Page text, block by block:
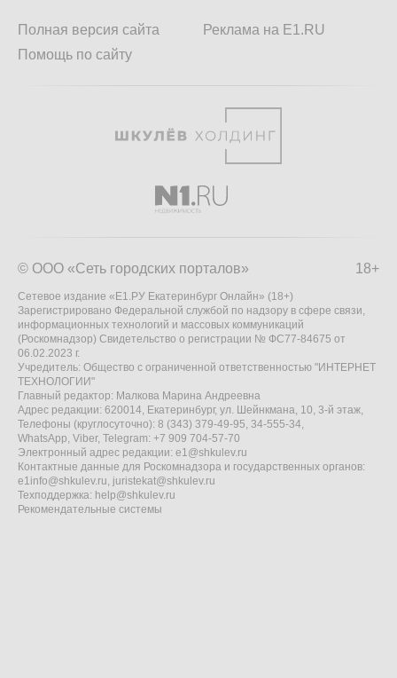
Полная версия сайта
Помощь по сайту
Реклама на E1.RU
18+
© ООО «Сеть городских порталов»
Сетевое издание «Е1.РУ Екатеринбург Онлайн» (18+)
Зарегистрировано Федеральной службой по надзору в сфере связи,
информационных технологий и массовых коммуникаций
(Роскомнадзор) Свидетельство о регистрации № ФС77-84675 от
06.02.2023 г.
Учредитель: Общество с ограниченной ответственностью "ИНТЕРНЕТ
ТЕХНОЛОГИИ"
Главный редактор: Малкова Марина Андреевна
Адрес редакции: 620014, Екатеринбург, ул. Шейнкмана, 10, 3-й этаж,
Телефоны (круглосуточно): 8 (343) 379-49-95, 34-555-34,
WhatsApp, Viber, Telegram: +7 909 704-57-70
Электронный адрес редакции: e1@shkulev.ru
Контактные данные для Роскомнадзора и государственных органов:
e1info@shkulev.ru, juristekat@shkulev.ru
Техподдержка: help@shkulev.ru
Рекомендательные системы